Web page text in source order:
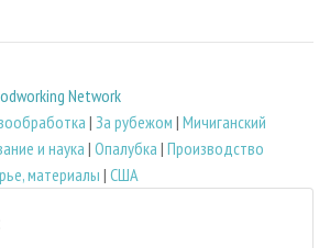
Network
| За рубежом | Мичиганский
и наука | Опалубка | Производство
материалы| США